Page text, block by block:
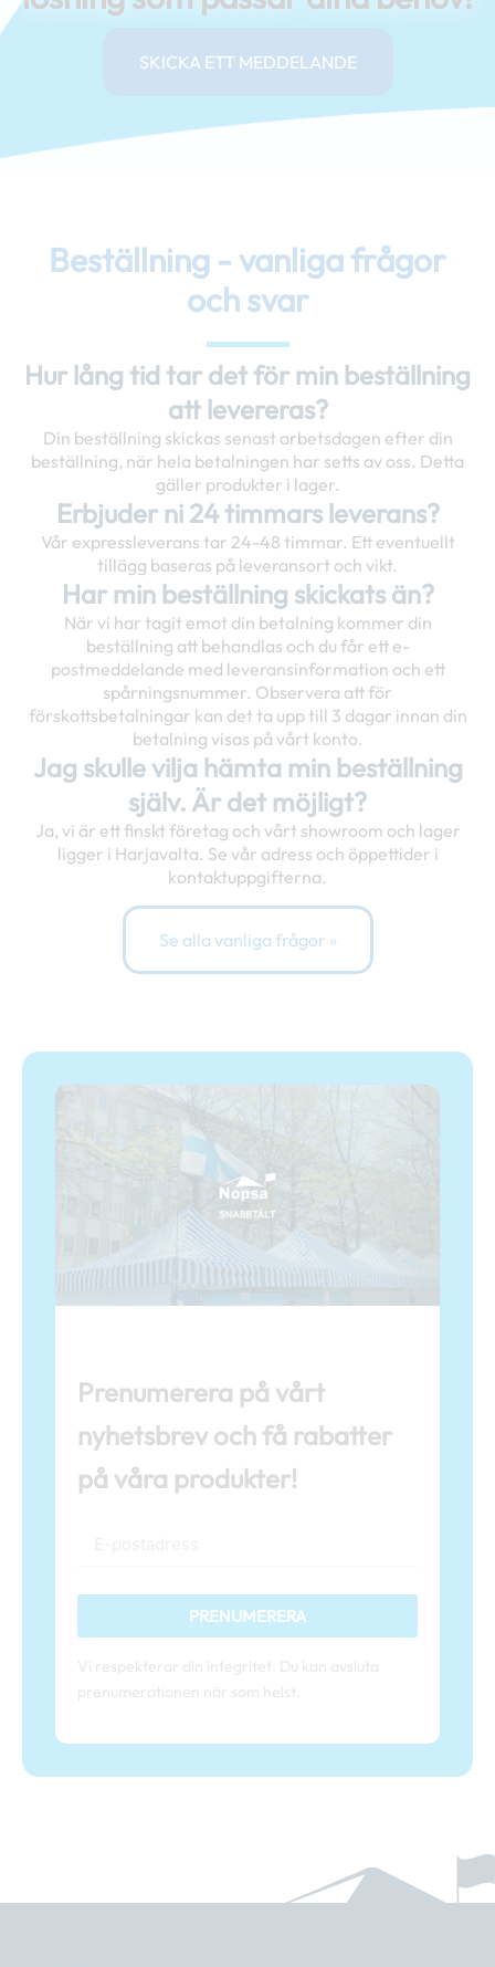
SKICKA ETT MEDDELANDE
Beställning - vanliga frågor
och svar
Hur lång tid tar det för min beställning
att levereras?
Din beställning skickas senast arbetsdagen efter din
beställning, när hela betalningen har setts av oss. Detta
gäller produkter i lager.
Erbjuder ni 24 timmars leverans?
Vår expressleverans tar 24-48 timmar. Ett eventuellt
tillägg baseras på leveransort och vikt.
Har min beställning skickats än?
När vi har tagit emot din betalning kommer din
beställning att behandlas och du får ett e-
postmeddelande med leveransinformation och ett
spårningsnummer. Observera att för
förskottsbetalningar kan det ta upp till 3 dagar innan din
betalning visas på vårt konto.
Jag skulle vilja hämta min beställning
själv. Är det möjligt?
Ja, vi är ett finskt företag och vårt showroom och lager
ligger i Harjavalta. Se vår adress och öppettider i
kontaktuppgifterna.
Se alla vanliga frågor »
Prenumerera på vårt
nyhetsbrev och få rabatter
på våra produkter!
PRENUMERERA